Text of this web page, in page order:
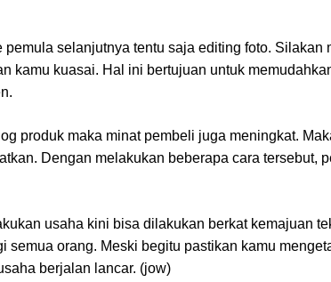
selanjutnya tentu saja editing foto. Silakan
kamu kuasai. Hal ini bertujuan untuk
produk maka minat pembeli juga meningkat.
Dengan melakukan beberapa cara tersebut,
usaha kini bisa dilakukan berkat kemajuan
semua orang. Meski begitu pastikan kamu
berjalan lancar. (jow)